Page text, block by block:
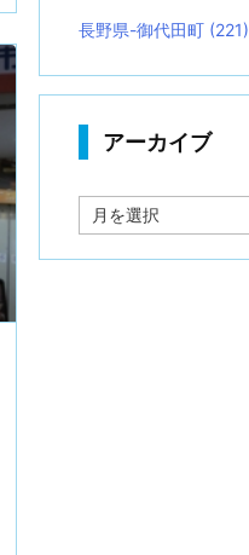
長野県-御代田町 (221)
アーカイブ
ー